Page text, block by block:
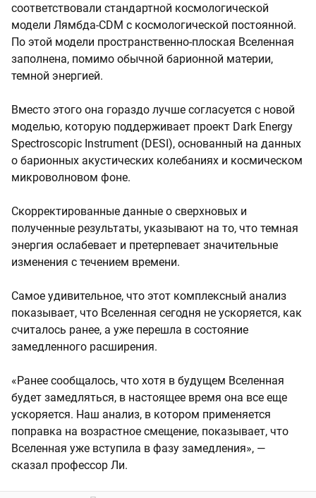
соответствовали стандартной космологической
модели Лямбда-CDM с космологической постоянной.
По этой модели пространственно-плоская Вселенная
заполнена, помимо обычной барионной материи,
темной энергией.
Вместо этого она гораздо лучше согласуется с новой
моделью, которую поддерживает проект Dark Energy
Spectroscopic Instrument (DESI), основанный на данных
о барионных акустических колебаниях и космическом
микроволновом фоне.
Скорректированные данные о сверхновых и
полученные результаты, указывают на то, что темная
энергия ослабевает и претерпевает значительные
изменения с течением времени.
Самое удивительное, что этот комплексный анализ
показывает, что Вселенная сегодня не ускоряется, как
считалось ранее, а уже перешла в состояние
замедленного расширения.
«Ранее сообщалось, что хотя в будущем Вселенная
будет замедляться, в настоящее время она все еще
ускоряется. Наш анализ, в котором применяется
поправка на возрастное смещение, показывает, что
Вселенная уже вступила в фазу замедления», —
сказал профессор Ли.